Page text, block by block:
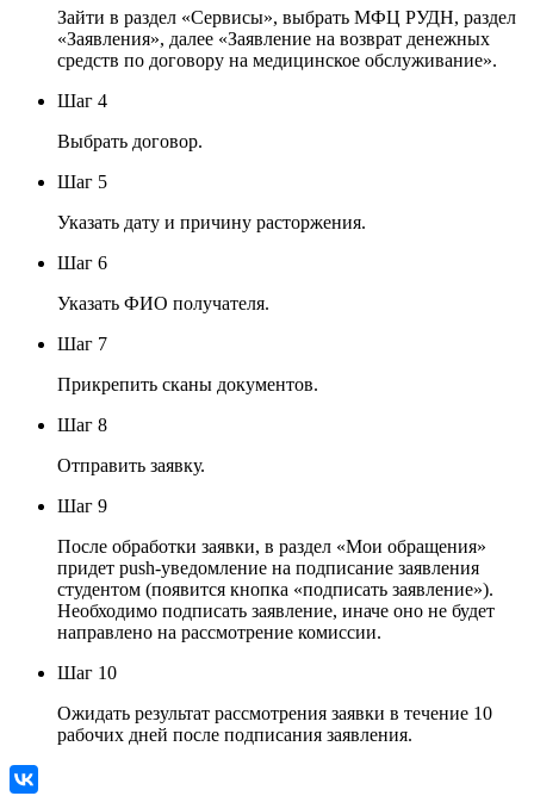
Зайти в раздел «Сервисы», выбрать МФЦ РУДН, раздел
«Заявления», далее «Заявление на возврат денежных
средств по договору на медицинское обслуживание».
Шаг 4
Выбрать договор.
Шаг 5
Указать дату и причину расторжения.
Шаг 6
Указать ФИО получателя.
Шаг 7
Прикрепить сканы документов.
Шаг 8
Отправить заявку.
Шаг 9
После обработки заявки, в раздел «Мои обращения»
придет push-уведомление на подписание заявления
студентом (появится кнопка «подписать заявление»).
Необходимо подписать заявление, иначе оно не будет
направлено на рассмотрение комиссии.
Шаг 10
Ожидать результат рассмотрения заявки в течение 10
рабочих дней после подписания заявления.